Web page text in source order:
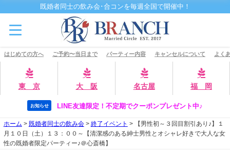
既婚者同士の飲み会･合コンを毎週全国で開催中！
はじめての方へ ご予約〜当日まで パーティー内容 キャンセルについて よく
東 京 大 阪 名古屋 福 岡
お知らせ LINE友達限定！不定期でクーポンプレゼント中♪
ホーム > 既婚者同士の飲み会> 終了イベント >
【男性初～３回目割引あり♪】１
月１０日（土）１３：００～【清潔感のある紳士男性とオシャレ好きで大人な女
性の既婚者限定パーティー♪＠心斎橋】